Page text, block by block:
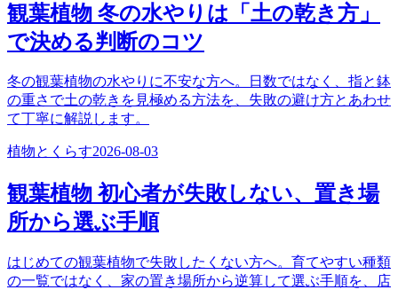
観葉植物 冬の水やりは「土の乾き方」
で決める判断のコツ
冬の観葉植物の水やりに不安な方へ。日数ではなく、指と鉢
の重さで土の乾きを見極める方法を、失敗の避け方とあわせ
て丁寧に解説します。
植物とくらす2026-08-03
観葉植物 初心者が失敗しない、置き場
所から選ぶ手順
はじめての観葉植物で失敗したくない方へ。育てやすい種類
の一覧ではなく、家の置き場所から逆算して選ぶ手順を、店